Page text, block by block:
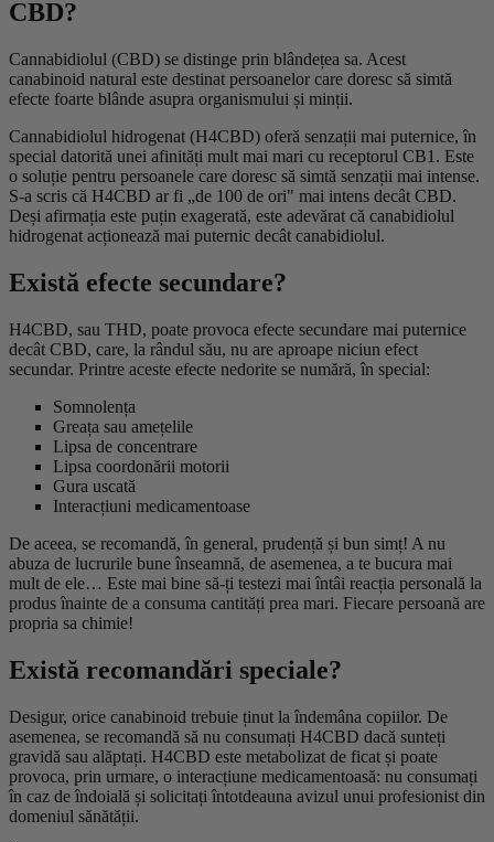
CBD?
Cannabidiolul (CBD) se distinge prin blândețea sa. Acest
canabinoid natural este destinat persoanelor care doresc să simtă
efecte foarte blânde asupra organismului și minții.
Cannabidiolul hidrogenat (H4CBD) oferă senzații mai puternice, în
special datorită unei afinități mult mai mari cu receptorul CB1. Este
o soluție pentru persoanele care doresc să simtă senzații mai intense.
S-a scris că H4CBD ar fi „de 100 de ori" mai intens decât CBD.
Deși afirmația este puțin exagerată, este adevărat că canabidiolul
hidrogenat acționează mai puternic decât canabidiolul.
Există efecte secundare?
H4CBD, sau THD, poate provoca efecte secundare mai puternice
decât CBD, care, la rândul său, nu are aproape niciun efect
secundar. Printre aceste efecte nedorite se numără, în special:
Somnolența
Greața sau amețelile
Lipsa de concentrare
Lipsa coordonării motorii
Gura uscată
Interacțiuni medicamentoase
De aceea, se recomandă, în general, prudență și bun simț! A nu
abuza de lucrurile bune înseamnă, de asemenea, a te bucura mai
mult de ele… Este mai bine să-ți testezi mai întâi reacția personală la
produs înainte de a consuma cantități prea mari. Fiecare persoană are
propria sa chimie!
Există recomandări speciale?
Desigur, orice canabinoid trebuie ținut la îndemâna copiilor. De
asemenea, se recomandă să nu consumați H4CBD dacă sunteți
gravidă sau alăptați. H4CBD este metabolizat de ficat și poate
provoca, prin urmare, o interacțiune medicamentoasă: nu consumați
în caz de îndoială și solicitați întotdeauna avizul unui profesionist din
domeniul sănătății.